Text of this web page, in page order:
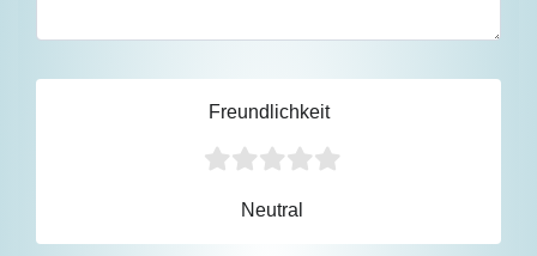
Freundlichkeit
Neutral